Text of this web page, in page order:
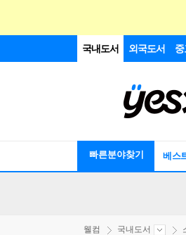
국내도서 외국도서
빠른분야찾기 베스
웰컴 국내도서